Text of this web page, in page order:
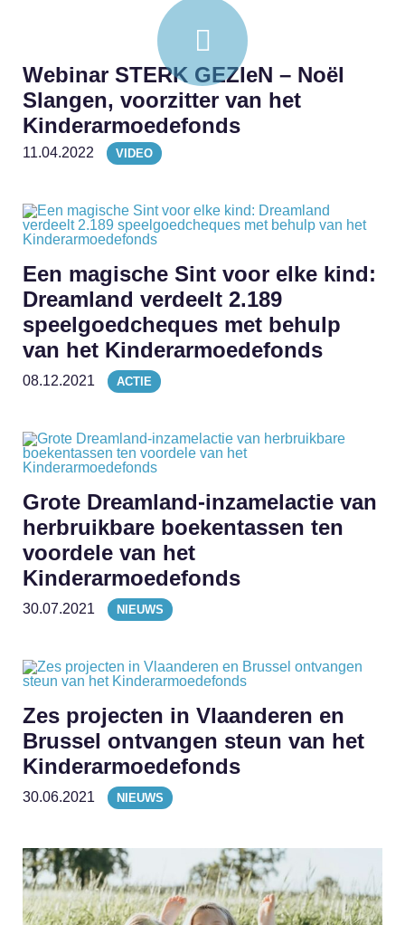
Webinar STERK GEZIeN – Noël
Slangen, voorzitter van het
Kinderarmoedefonds
11.04.2022 VIDEO
Een magische Sint voor elke kind:
Dreamland verdeelt 2.189
speelgoedcheques met behulp
van het Kinderarmoedefonds
08.12.2021 ACTIE
Grote Dreamland-inzamelactie van
herbruikbare boekentassen ten
voordele van het
Kinderarmoedefonds
30.07.2021 NIEUWS
Zes projecten in Vlaanderen en
Brussel ontvangen steun van het
Kinderarmoedefonds
30.06.2021 NIEUWS